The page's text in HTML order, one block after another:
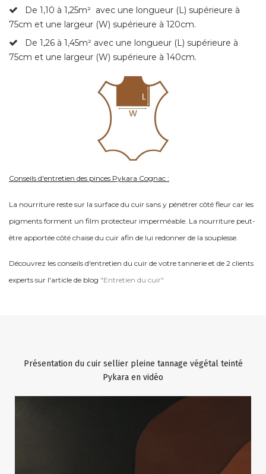
De 1,10 à 1,25m² avec une longueur (L) supérieure à
75cm et une largeur (W) supérieure à 120cm.
De 1,26 à 1,45m² avec une longueur (L) supérieure à
75cm et une largeur (W) supérieure à 140cm.
Conseils d'entretien des pinces Pykara Cognac :
La nourriture reste sur la surface du cuir sans y pénétrer côté fleur car les
pigments forment un film protecteur imperméable. La nourriture peut-
être apportée côté chaise du cuir afin de lui redonner de la souplesse.
Découvrez les conseils d'entretien du cuir de votre tannerie et de 2 clients
experts sur l'article de blog "Entretien du cuir"
Présentation du cuir sellier pleine tannage végétal teinté
Pykara en vidéo